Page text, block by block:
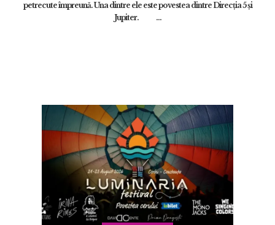
petrecute împreună. Una dintre ele este povestea dintre Direcția 5 și
Jupiter. ...